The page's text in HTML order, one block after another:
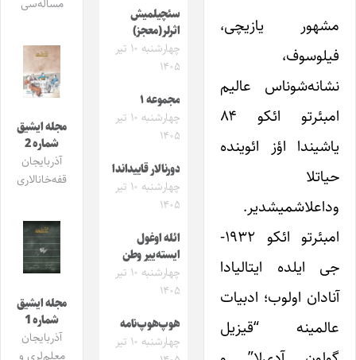
مشهور یازیچی،
فیلوسوف،
نشانه‌شوناس عالیم
امبئرتو ائکو ۸۴
یاشیندا اؤز ائوینده
حیاتلا
وداعلاشمیشدیر.
امبئرتو ائکو ۱۹۳۲-
جی ایلده ایتالیادا
آنادان اولوب؛ ادبیات
عالمینه “قیزیل
سئچیلمیش
اثرلر(معجز)
چهارشنبه ۱۰ تیر
۱۴۰۵
مجموعه ۱
چهارشنبه ۱۰ تیر
۱۴۰۵
دورنالار قاییداندا
چهارشنبه ۱۰ تیر
۱۴۰۵
ائله اوغول
ایسته‌ییر وطن
چهارشنبه ۱۰ تیر
۱۴۰۵
هوپ‌هوپ‌نامه
چهارشنبه ۱۰ تیر
مساله‌سی
مجله ایشیق
شماره 2
آذربایجان
قفه‌خانالاری
مجله ایشیق
شماره 1
آذربایجان
معلم‌لری و